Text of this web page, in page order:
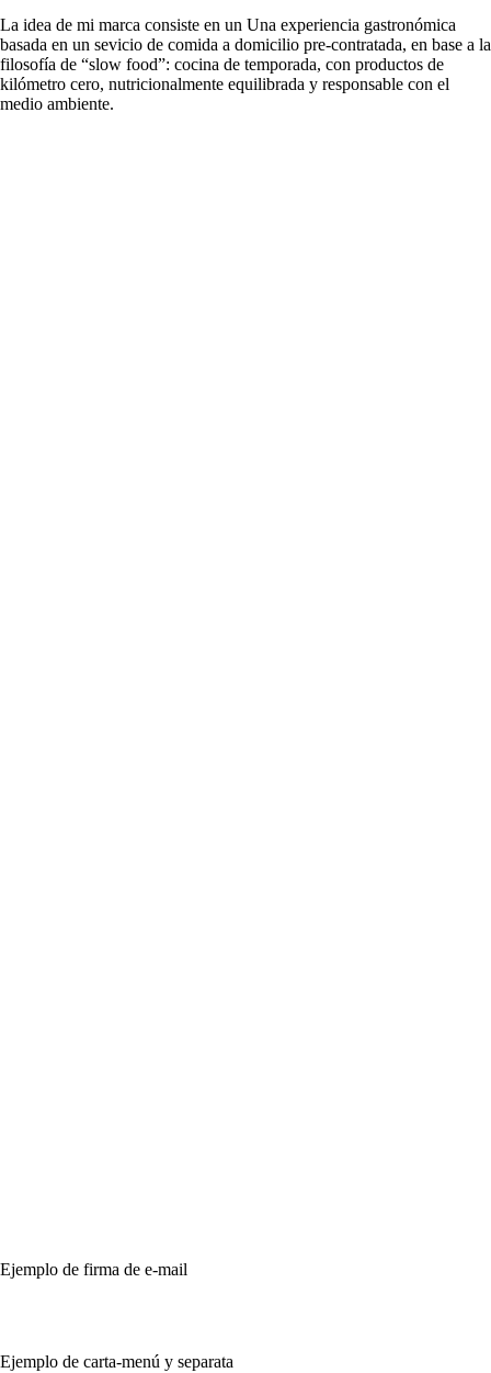
La idea de mi marca consiste en un Una experiencia gastronómica
basada en un sevicio de comida a domicilio pre-contratada, en base a la
filosofía de “slow food”: cocina de temporada, con productos de
kilómetro cero, nutricionalmente equilibrada y responsable con el
medio ambiente.
Ejemplo de firma de e-mail
Ejemplo de carta-menú y separata